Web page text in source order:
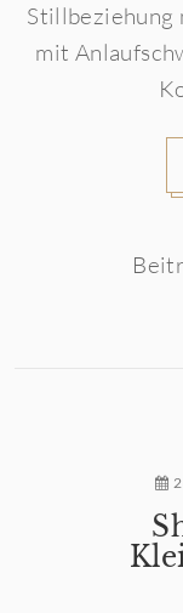
Stillbeziehung
mit